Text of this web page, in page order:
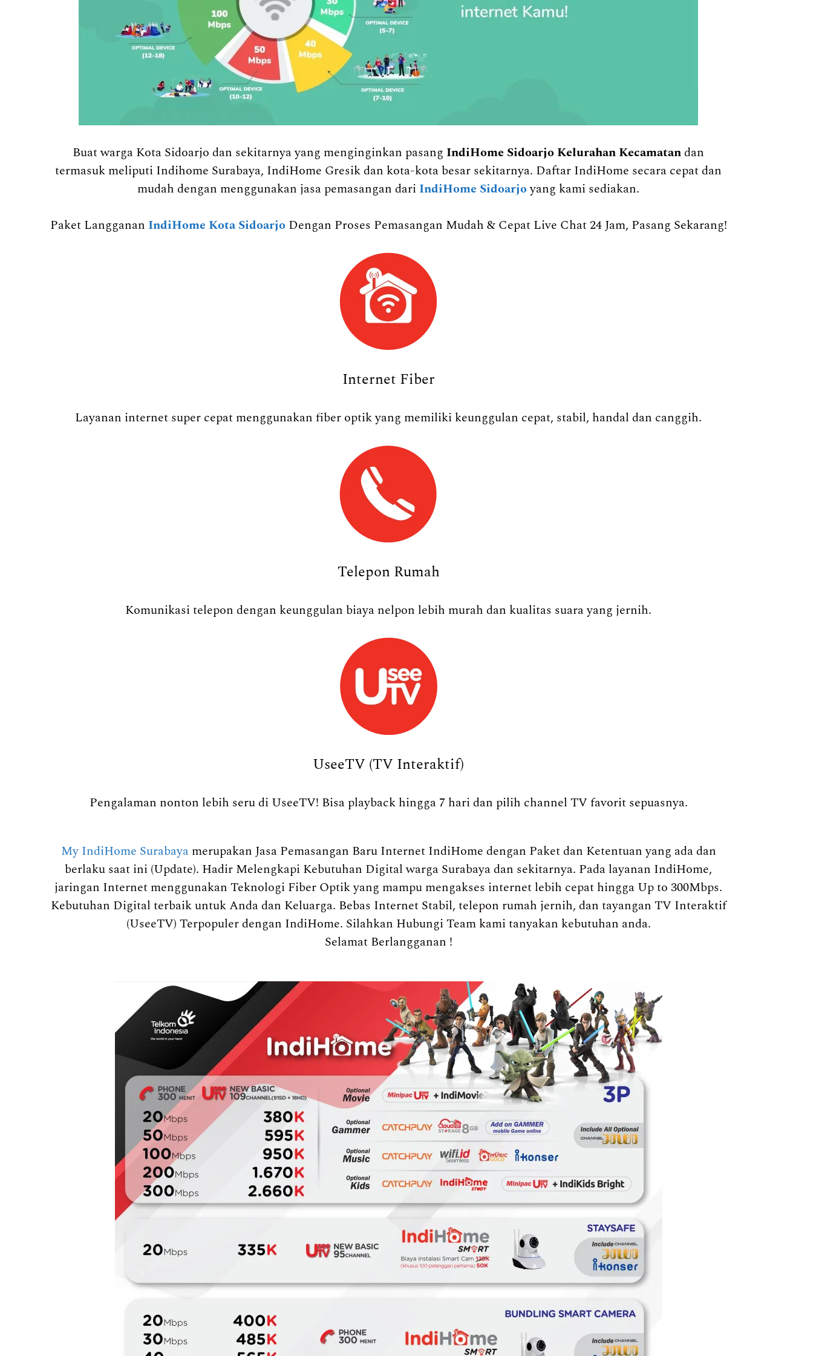
Buat warga Kota Sidoarjo dan sekitarnya yang menginginkan pasang IndiHome Sidoarjo Kelurahan Kecamatan dan
termasuk meliputi Indihome Surabaya, IndiHome Gresik dan kota-kota besar sekitarnya. Daftar IndiHome secara cepat dan
mudah dengan menggunakan jasa pemasangan dari IndiHome Sidoarjoyang kami sediakan.
Paket Langganan IndiHome Kota Sidoarjo Dengan Proses Pemasangan Mudah & Cepat Live Chat 24 Jam, Pasang Sekarang!
Internet Fiber
Layanan internet super cepat menggunakan fiber optik yang memiliki keunggulan cepat, stabil, handal dan canggih.
Telepon Rumah
Komunikasi telepon dengan keunggulan biaya nelpon lebih murah dan kualitas suara yang jernih.
UseeTV (TV Interaktif)
Pengalaman nonton lebih seru di UseeTV! Bisa playback hingga 7 hari dan pilih channel TV favorit sepuasnya.
My IndiHome Surabayamerupakan Jasa Pemasangan Baru Internet IndiHome dengan Paket dan Ketentuan yang ada dan
berlaku saat ini (Update). Hadir Melengkapi Kebutuhan Digital warga Surabaya dan sekitarnya. Pada layanan IndiHome,
jaringan Internet menggunakan Teknologi Fiber Optik yang mampu mengakses internet lebih cepat hingga Up to 300Mbps.
Kebutuhan Digital terbaik untuk Anda dan Keluarga. Bebas Internet Stabil, telepon rumah jernih, dan tayangan TV Interaktif
(UseeTV) Terpopuler dengan IndiHome. Silahkan Hubungi Team kami tanyakan kebutuhan anda.
Selamat Berlangganan !